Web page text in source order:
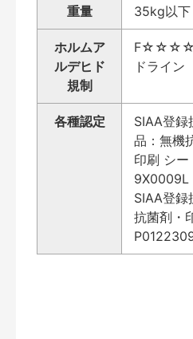
重量 35kg以下
ホルムア
ルデヒド
規制
F☆☆☆☆
ドライン
各種認定
SIAA登録
品：無機
印刷 シ
9X0009L
SIAA登録
抗菌剤・